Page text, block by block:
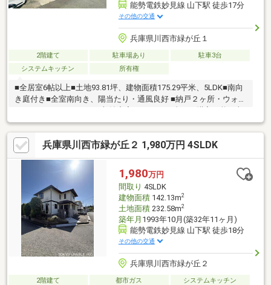
能勢電鉄妙見線 山下駅 徒歩17分
その他の交通
兵庫県川西市緑が丘１
2階建て 駐車場あり
駐車3台
システムキッチン
所有権
■全居室6帖以上■土地93.81坪、建物面積175.29平米、5LDK■南向
き庭付き■全室南向き、陽当たり・通風良好 ■納戸２ヶ所・ウォー
谷小学校徒歩12分、東谷中学校徒歩18分 ■スーパー徒歩14分、コ
ンビニ徒歩13分■生活施設が近隣にあり大変便利な立地■閑静な住
宅街駐車が4台まで可ということで、複数の世帯のご入居でも安心
して駐車できます。こちらは南向きの物件です。システムキッチ
ン付きの物件で作業効率がとても良くなります。建物面積は
175.29㎡となっており広々とした空間で生活することができま
兵庫県川西市緑が丘２ 1,980万円 4SLDK
1,980万円
間取り 4SLDK
建物面積142.13m2
土地面積232.58m2
築年月 1993年10月(築32年11ヶ月)
能勢電鉄妙見線 山下駅 徒歩18分
その他の交通
兵庫県川西市緑が丘２
2階建て 都市ガス
システムキッチン